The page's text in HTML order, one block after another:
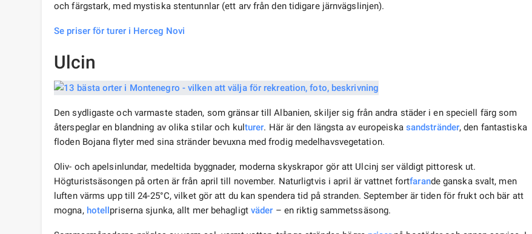
och färgstark, med mystiska stentunnlar (ett arv från den tidigare järnvägslinjen).
Se priser för turer i Herceg Novi
Ulcin
Den sydligaste och varmaste staden, som gränsar till Albanien, skiljer sig från andra städer i en speciell färg som
återspeglar en blandning av olika stilar och kul turer. Här är den längsta av europeiska sandstränder, den fantastiska
floden Bojana flyter med sina stränder bevuxna med frodig medelhavsvegetation.
Oliv- och apelsinlundar, medeltida byggnader, moderna skyskrapor gör att Ulcinj ser väldigt pittoresk ut.
Högturistsäsongen på orten är från april till november. Naturligtvis i april är vattnet fortfarande ganska svalt, men
luften värms upp till 24-25°C, vilket gör att du kan spendera tid på stranden. September är tiden för frukt och bär att
mogna, hotell priserna sjunka, allt mer behagligt väder – en riktig sammetssäsong.